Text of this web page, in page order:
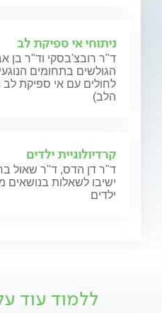
ניתוחי אי ספיקת לב
ד"ר רובצ'בסקי וד"ר בן
הגולשים בתחומים
לחולים עם אי ספיקת
הלב)
קרדיולוגיית ילדים
ד"ר דן הדס, ד"ר שאול
ישיבו לשאלות בנושאים
ילדים
ללמוד עוד